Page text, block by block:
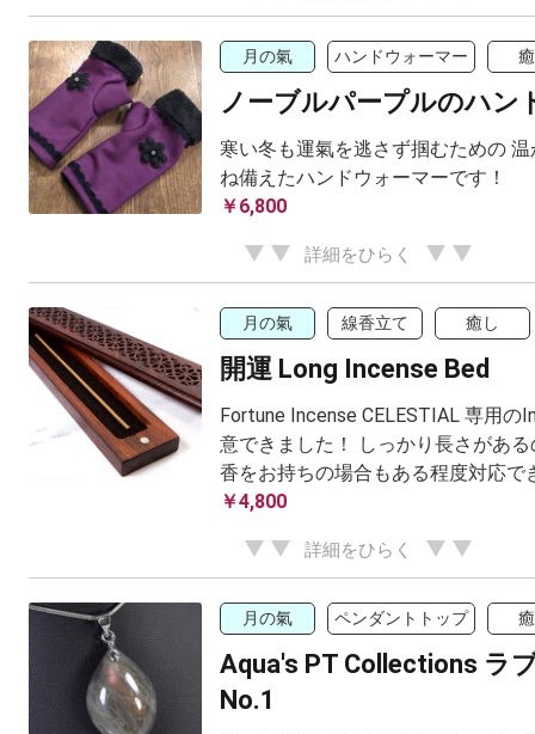
月の氣 ハンドウォーマー
ノーブルパープルのハン
寒い冬も運氣を逃さず掴むための
ね備えたハンドウォーマーです！
￥6,800
詳細をひらく
月の氣 線香立て 癒し
開運 Long Incense Bed
Fortune Incense CELESTIAL 専用の
意できました！ しっかり長さがあ
香をお持ちの場合もある程度対応で
￥4,800
詳細をひらく
月の氣 ペンダントトップ
Aqua's PT Collections ラ
No.1